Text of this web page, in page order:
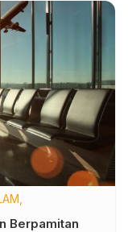
Berpamitan